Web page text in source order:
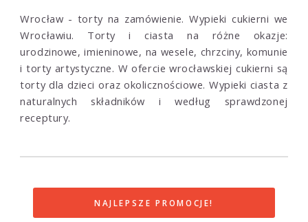
Wrocław - torty na zamówienie. Wypieki cukierni we
Wrocławiu. Torty i ciasta na różne okazje:
urodzinowe, imieninowe, na wesele, chrzciny, komunie
i torty artystyczne. W ofercie wrocławskiej cukierni są
torty dla dzieci oraz okolicznościowe. Wypieki ciasta z
naturalnych składników i według sprawdzonej
receptury.
NAJLEPSZE PROMOCJE!